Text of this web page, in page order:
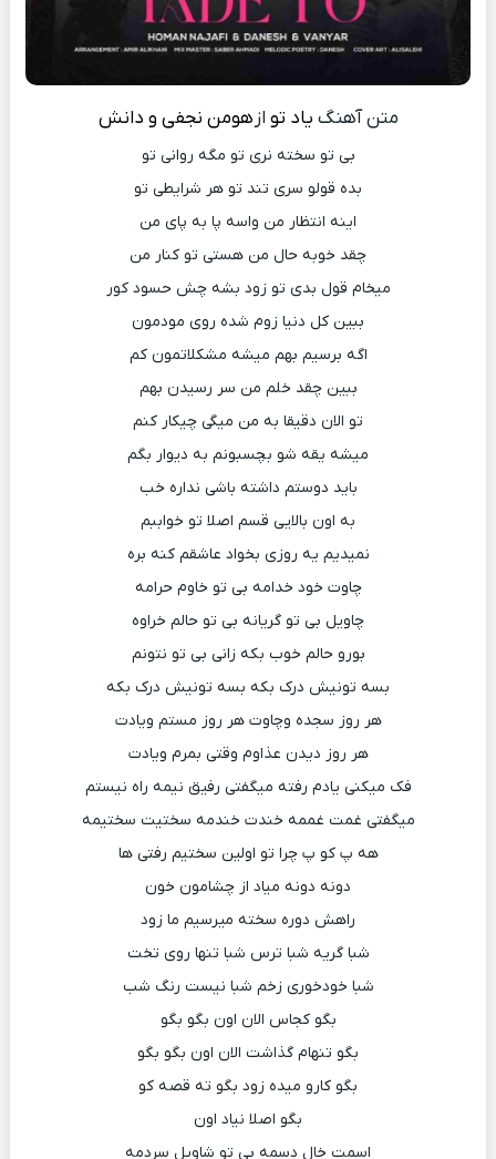
متن آهنگ یاد تو از هومن نجفی و دانش
بی تو سخته نری تو مگه روانی تو
بده قولو سری تند تو هر شرایطی تو
اینه انتظار من واسه پا به پای من
چقد خوبه حال من هستی تو کنار من
میخام قول بدی تو زود بشه چش حسود کور
ببین کل دنیا زوم شده روی مودمون
اگه برسیم بهم میشه مشکلاتمون کم
ببین چقد خلم من سر رسیدن بهم
تو الان دقیقا به من میگی چیکار کنم
میشه یقه شو بچسبونم به دیوار بگم
باید دوستم داشته باشی نداره خب
به اون بالایی قسم اصلا تو خواببم
نمیدیم یه روزی بخواد عاشقم کنه بره
چاوت خود خدامه بی تو خاوم حرامه
چاویل بی تو گریانه بی تو حالم خراوه
بورو حالم خوب بکه زانی بی تو نتونم
بسه تونیش درک بکه بسه تونیش درک بکه
هر روز سجده وچاوت هر روز مستم ویادت
هر روز دیدن عذاوم وقتی بمرم ویادت
فک میکنی یادم رفته میگفتی رفیق نیمه راه نیستم
میگفتی غمت غممه خندت خندمه سختیت سختیمه
هه پ کو پ چرا تو اولین سختیم رفتی ها
دونه دونه میاد از چشامون خون
راهش دوره سخته میرسیم ما زود
شبا گریه شبا ترس شبا تنها روی تخت
شبا خودخوری زخم شبا نیست رنگ شب
بگو کجاس الان اون بگو بگو
بگو تنهام گذاشت الان اون بگو بگو
بگو کارو میده زود بگو ته قصه کو
بگو اصلا نیاد اون
اسمت خال دسمه بی تو شاویل سردمه